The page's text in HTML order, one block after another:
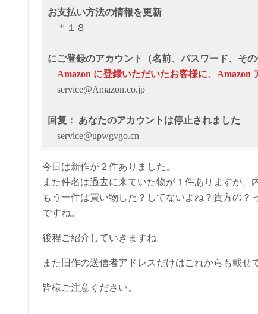
お支払い方法の情報を更新
＊１８
にご登録のアカウント（名前、パスワード、そ
Аmazon に登録いただいたお客様に、Аmazon
service@Amazon.co.jp
回复： あなたのアカウントは停止されました
service@upwgvgo.cn
今日は新作が２件ありました。
また件名は過去に来ていた物が１件ありますが、
もう一件は買い物した？してないよね？貴方の
ですね。
後程ご紹介していきますね。
また旧作の送信者アドレスだけはこれからも載せ
皆様ご注意ください。